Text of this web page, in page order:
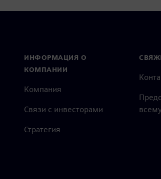
ИНФОРМАЦИЯ О
КОМПАНИИ
Компания
Связи с инвесторами
Стратегия